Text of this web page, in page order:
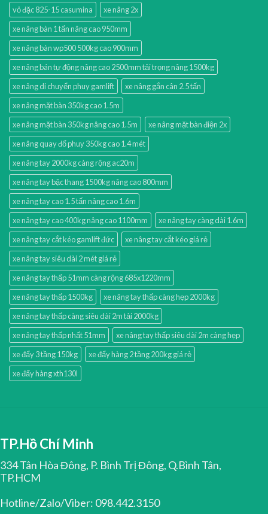
vỏ đặc 825-15 casumina
xe nâng 2x
xe nâng bàn 1 tấn nâng cao 950mm
xe nâng bàn wp500 500kg cao 900mm
xe nâng bán tự động nâng cao 2500mm tải trọng nâng 1500kg
xe nâng di chuyển phuy gamlift
xe nâng gắn cân 2.5 tấn
xe nâng mặt bàn 350kg cao 1.5m
xe nâng mặt bàn 350kg nâng cao 1.5m
xe nâng mặt bàn điện 2x
xe nâng quay đổ phuy 350kg cao 1.4 mét
xe nâng tay 2000kg càng rộng ac20m
xe nâng tay bậc thang 1500kg nâng cao 800mm
xe nâng tay cao 1.5 tấn nâng cao 1.6m
xe nâng tay cao 400kg nâng cao 1100mm
xe nâng tay càng dài 1.6m
xe nâng tay cắt kéo gamlift đức
xe nâng tay cắt kéo giá rẻ
xe nâng tay siêu dài 2 mét giá rẻ
xe nâng tay thấp 51mm càng rộng 685x1220mm
xe nâng tay thấp 1500kg
xe nâng tay thấp càng hẹp 2000kg
xe nâng tay thấp càng siêu dài 2m tải 2000kg
xe nâng tay thấp nhất 51mm
xe nâng tay thấp siêu dài 2m càng hẹp
xe đẩy 3 tầng 150kg
xe đẩy hàng 2 tầng 200kg giá rẻ
xe đẩy hàng xth130l
TP.Hồ Chí Minh
334 Tân Hòa Đông, P. Bình Trị Đông, Q.Bình Tân,
TP.HCM
Hotline/Zalo/Viber: 098.442.3150